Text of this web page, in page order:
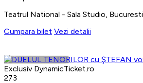
Teatrul National - Sala Studio, Bucuresti
Cumpara bilet Vezi detalii
Exclusiv DynamicTicket.ro
273